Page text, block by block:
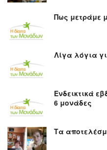
Πως μετράμε
Λίγα λόγια
Ενδεικτικά
6 μονάδες
Τα